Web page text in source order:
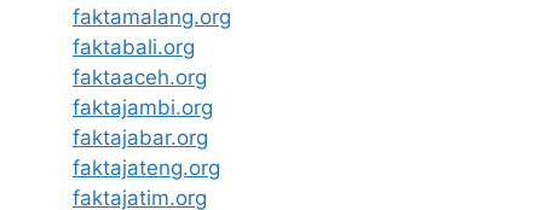
faktamalang.org
faktabali.org
faktaaceh.org
faktajambi.org
faktajabar.org
faktajateng.org
faktajatim.org